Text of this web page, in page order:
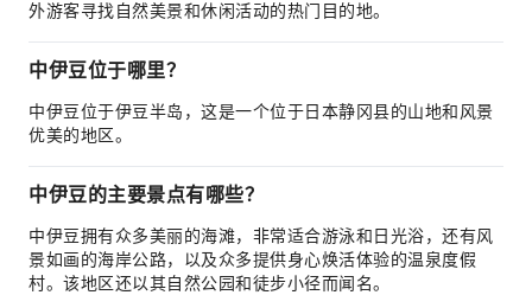
外游客寻找自然美景和休闲活动的热门目的地。
中伊豆位于哪里？
中伊豆位于伊豆半岛，这是一个位于日本静冈县的山地和风景
优美的地区。
中伊豆的主要景点有哪些？
中伊豆拥有众多美丽的海滩，非常适合游泳和日光浴，还有风
景如画的海岸公路，以及众多提供身心焕活体验的温泉度假
村。该地区还以其自然公园和徒步小径而闻名。